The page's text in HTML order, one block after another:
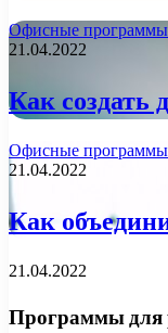
Офисные программы
21.04.2022
Как создать
Офисные программы
21.04.2022
Как
21.04.2022
Программы для